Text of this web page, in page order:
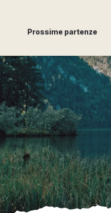
Prossime partenze